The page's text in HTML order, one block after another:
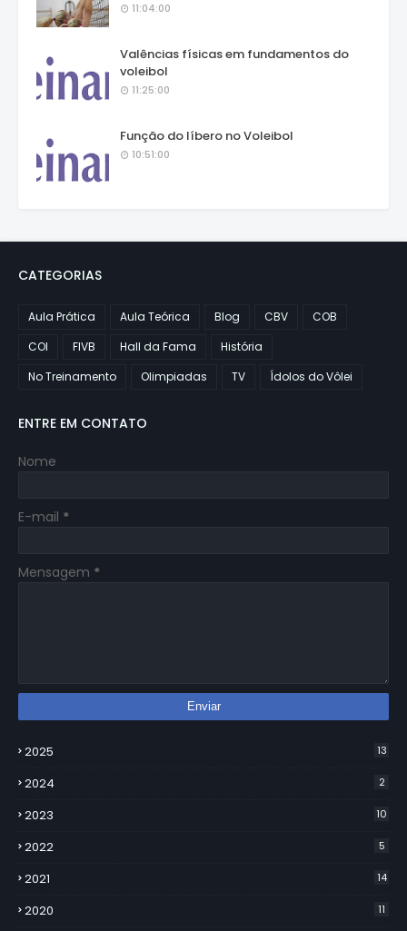
11:04:00
Valências físicas em fundamentos do
voleibol
11:25:00
Função do líbero no Voleibol
10:51:00
CATEGORIAS
Aula Prática Aula Teórica Blog CBV
COB
COI
FIVB Hall da Fama
História
No Treinamento
Olimpiadas TV Ídolos do Vôlei
ENTRE EM CONTATO
Nome
E-mail *
Mensagem *
2025 13
2024 2
2023 10
2022 5
2021 14
2020 11